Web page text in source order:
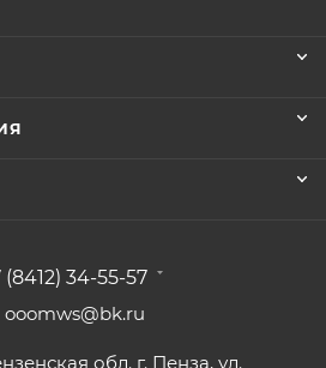
(8412) 34-55-57
ooomws@bk.ru
обл. г. Пенза, ул.